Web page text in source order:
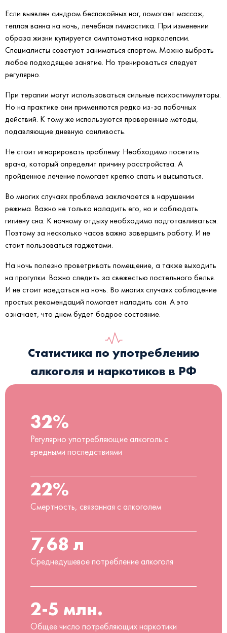
Если выявлен синдром беспокойных ног, помогает массаж,
теплая ванна на ночь, лечебная гимнастика. При изменении
образа жизни купируется симптоматика нарколепсии.
Специалисты советуют заниматься спортом. Можно выбрать
любое подходящее занятие. Но тренироваться следует
регулярно.
При терапии могут использоваться сильные психостимуляторы.
Но на практике они применяются редко из-за побочных
действий. К тому же используются проверенные методы,
подавляющие дневную сонливость.
Не стоит игнорировать проблему. Необходимо посетить
врача, который определит причину расстройства. А
пройденное лечение помогает крепко спать и высыпаться.
Во многих случаях проблема заключается в нарушении
режима. Важно не только наладить его, но и соблюдать
гигиену сна. К ночному отдыху необходимо подготавливаться.
Поэтому за несколько часов важно завершить работу. И не
стоит пользоваться гаджетами.
На ночь полезно проветривать помещение, а также выходить
на прогулки. Важно следить за свежестью постельного белья.
И не стоит наедаться на ночь. Во многих случаях соблюдение
простых рекомендаций помогает наладить сон. А это
означает, что днем будет бодрое состояние.
Статистика по употреблению
алкоголя и наркотиков в РФ
32%
Регулярно употребляющие алкоголь с
вредными последствиями
22%
Смертность, связанная с алкоголем
7,68 л
Среднедушевое потребление алкоголя
2-5 млн.
Общее число потребляющих наркотики